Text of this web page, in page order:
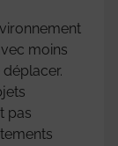
moins
pas